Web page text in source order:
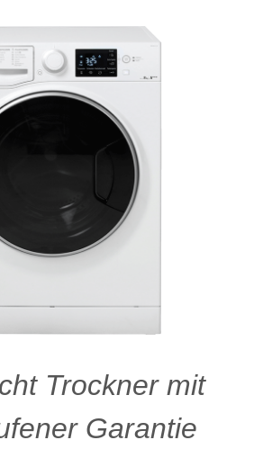
Trockner mit
Garantie